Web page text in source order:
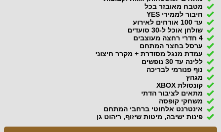
מטבח מאובזר בכל
חיבור לממירי YES
עד 100 אורחים לאירוע
שולחן אוכל ל-30 סועדים
4 חדרי רחצה מעוצבים
ערסל בחצר המתחם
עמדת מנגל מסודרת + מקרר חיצוני
ללינה עד 30 נופשים
נוף פנורמי לבריכה
מגהץ
קונסולת XBOX
מתאים לציבור הדתי
משחקי קופסה
אינטרנט אלחוטי ברחבי המתחם
פינות ישיבה, מיטות שיזוף, ריהוט גן